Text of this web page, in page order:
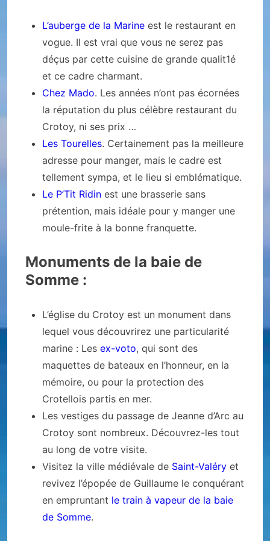
L’auberge de la Marine est le restaurant en
vogue. Il est vrai que vous ne serez pas
déçus par cette cuisine de grande qualit1é
et ce cadre charmant.
Chez Mado. Les années n’ont pas écornées
la réputation du plus célèbre restaurant du
Crotoy, ni ses prix …
Les Tourelles. Certainement pas la meilleure
adresse pour manger, mais le cadre est
tellement sympa, et le lieu si emblématique.
Le P’Tit Ridin est une brasserie sans
prétention, mais idéale pour y manger une
moule-frite à la bonne franquette.
Monuments de la baie de
Somme :
L’église du Crotoy est un monument dans
lequel vous découvrirez une particularité
marine : Les ex-voto, qui sont des
maquettes de bateaux en l’honneur, en la
mémoire, ou pour la protection des
Crotellois partis en mer.
Les vestiges du passage de Jeanne d’Arc au
Crotoy sont nombreux. Découvrez-les tout
au long de votre visite.
Visitez la ville médiévale de Saint-Valéry et
revivez l’épopée de Guillaume le conquérant
en empruntant le train à vapeur de la baie
de Somme.